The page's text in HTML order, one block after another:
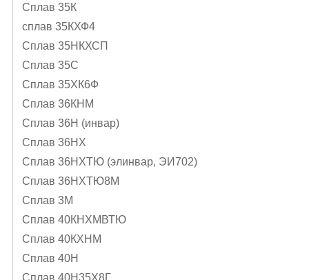
Сплав 35К
сплав 35КХФ4
Сплав 35НКХСП
Сплав 35С
Сплав 35ХК6Ф
Сплав 36КНМ
Сплав 36Н (инвар)
Сплав 36НХ
Сплав 36НХТЮ (элинвар, ЭИ702)
Сплав 36НХТЮ8М
Сплав 3М
Сплав 40КНХМВТЮ
Сплав 40КХНМ
Сплав 40Н
Сплав 40Н35Х8Г